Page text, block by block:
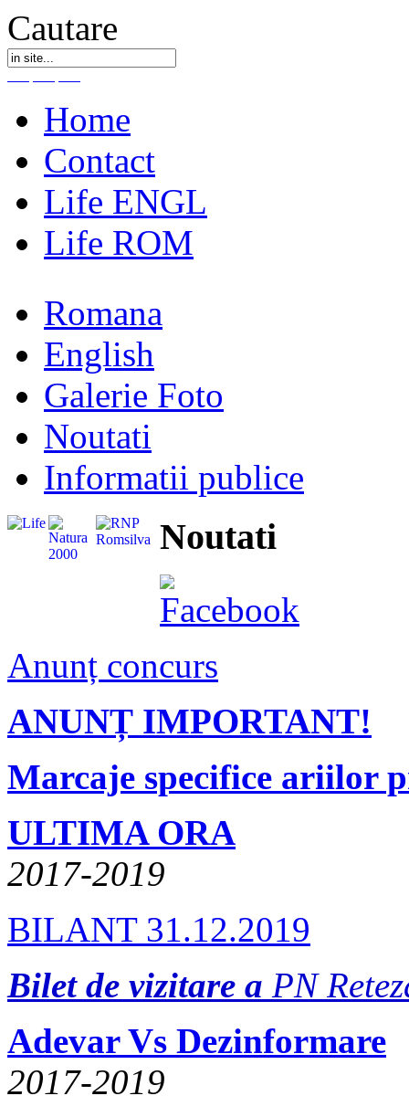
Cautare
Home
Contact
Life ENGL
Life ROM
Romana
English
Galerie Foto
Noutati
Informatii publice
Noutati
Anunț concurs
ANUNȚ IMPORTANT!
Marcaje specifice ariilor
ULTIMA ORA
2017-2019
BILANT 31.12.2019
Bilet de vizitare a PN
Adevar Vs Dezinformare
2017-2019